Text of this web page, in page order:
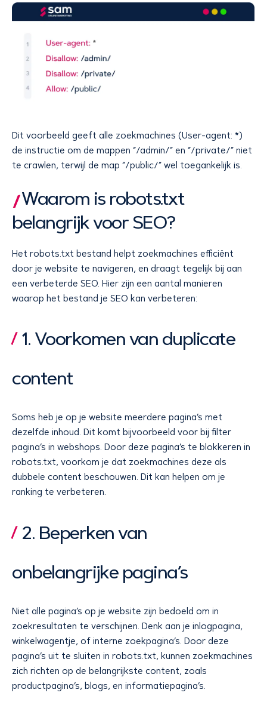
Dit voorbeeld geeft alle zoekmachines (User-agent: *)
de instructie om de mappen “/admin/” en “/private/” niet
te crawlen, terwijl de map “/public/” wel toegankelijk is.
Waarom is robots.txt
belangrijk voor SEO?
Het robots.txt bestand helpt zoekmachines efficiënt
door je website te navigeren, en draagt tegelijk bij aan
een verbeterde SEO. Hier zijn een aantal manieren
waarop het bestand je SEO kan verbeteren:
1. Voorkomen van duplicate
content
Soms heb je op je website meerdere pagina’s met
dezelfde inhoud. Dit komt bijvoorbeeld voor bij filter
pagina’s in webshops. Door deze pagina’s te blokkeren in
robots.txt, voorkom je dat zoekmachines deze als
dubbele content beschouwen. Dit kan helpen om je
ranking te verbeteren.
2. Beperken van
onbelangrijke pagina’s
Niet alle pagina’s op je website zijn bedoeld om in
zoekresultaten te verschijnen. Denk aan je inlogpagina,
winkelwagentje, of interne zoekpagina’s. Door deze
pagina’s uit te sluiten in robots.txt, kunnen zoekmachines
zich richten op de belangrijkste content, zoals
productpagina’s, blogs, en informatiepagina’s.